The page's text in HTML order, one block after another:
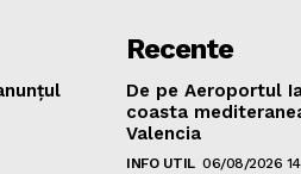
Recente
De pe Aeroportul
coasta
Valencia
INFO UTIL 06/08/2026